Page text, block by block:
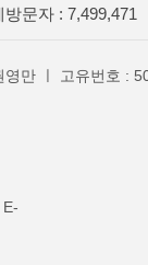
방문자 : 7,499,471
영만 ㅣ 고유번호 :